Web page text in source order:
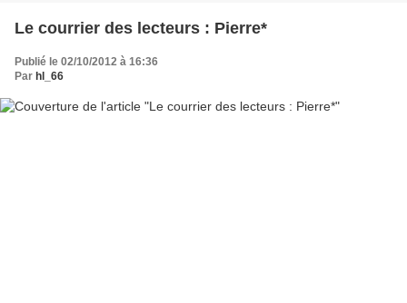
Le courrier des lecteurs : Pierre*
Publié le 02/10/2012 à 16:36
Par hl_66